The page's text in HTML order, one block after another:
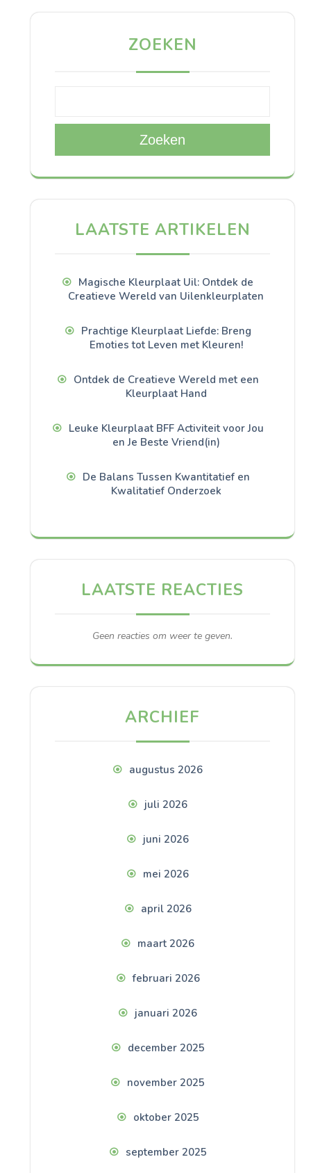
ZOEKEN
Zoeken
LAATSTE ARTIKELEN
Magische Kleurplaat Uil: Ontdek de
Creatieve Wereld van Uilenkleurplaten
Prachtige Kleurplaat Liefde: Breng
Emoties tot Leven met Kleuren!
Ontdek de Creatieve Wereld met een
Kleurplaat Hand
Leuke Kleurplaat BFF Activiteit voor Jou
en Je Beste Vriend(in)
De Balans Tussen Kwantitatief en
Kwalitatief Onderzoek
LAATSTE REACTIES
Geen reacties om weer te geven.
ARCHIEF
augustus 2026
juli 2026
juni 2026
mei 2026
april 2026
maart 2026
februari 2026
januari 2026
december 2025
november 2025
oktober 2025
september 2025